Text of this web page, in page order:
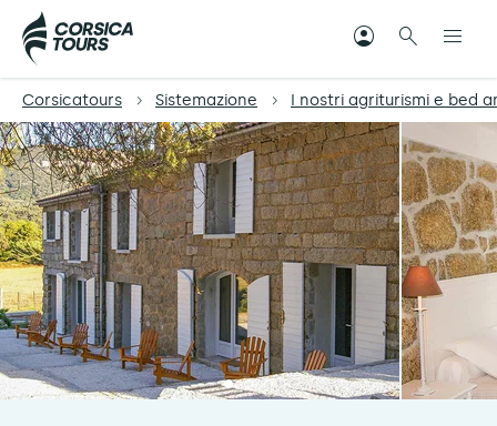
Corsicatours Sistemazione I nostri agriturismi e bed